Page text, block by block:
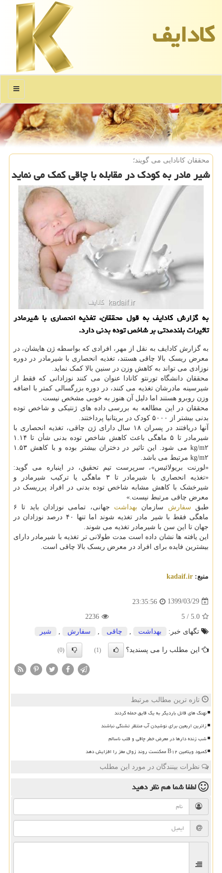
كادایف
منو
محققان كانادایی می گویند؛
شیر مادر به كودك در مقابله با چاقی كمك می نماید
به گزارش كادایف به قول محققان، تغذیه انحصاری با شیرمادر
تاثیرات بلندمدتی بر شاخص توده بدنی دارد.
به گزارش کادایف به نقل از مهر، افرادی که بواسطه ژن هایشان، در
معرض ریسک بالا چاقی هستند، تغذیه انحصاری با شیرمادر در دوره
نوزادی می تواند به کاهش وزن در سنین بالا کمک نماید.
محققان دانشگاه تورنتو کانادا عنوان می کنند نوزادانی که فقط از
شیرسینه مادرشان تغذیه می کنند، در دوره بزرگسالی کمتر با اضافه
وزن روبرو هستند اما دلیل آن هنوز به خوبی مشخص نیست.
محققان در این مطالعه به بررسی داده های ژنتیکی و شاخص توده
بدنی بیشتر از ۵۰۰۰ کودک در بریتانیا پرداختند.
آنها دریافتند در پسران ۱۸ سال دارای ژن چاقی، تغذیه انحصاری با
شیرمادر تا ۵ ماهگی باعث کاهش شاخص توده بدنی شأن تا ۱.۱۴
kg/m۲ می شود. این تاثیر در دختران بیشتر بوده و با کاهش ۱.۵۳
kg/m۲ مرتبط می باشد.
«لورنت بریولائیس»، سرپرست تیم تحقیق، در اینباره می گوید:
«تغذیه انحصاری با شیرمادر تا ۳ ماهگی یا ترکیب شیرمادر و
شیرخشک با کاهش مشابه شاخص توده بدنی در افراد پرریسک در
معرض چاقی مرتبط نیست.»
طبق سفارش سازمان بهداشت
جهانی، تمامی نوزادان باید تا ۶
ماهگی فقط با شیر مادر تغذیه شوند اما تنها ۴۰ درصد نوزادان در
جهان تا این سن با شیرمادر تغذیه می شوند.
این یافته ها نشان داده است مدت طولانی تر تغذیه با شیرمادر دارای
بیشترین فایده برای افراد در معرض ریسک بالا چاقی است.
منبع: kadaif.ir
1399/03/29
23:35:56
5.0
/
5
2236
تگهای خبر:
بهداشت چاقی سفارش شیر
این مطلب را می پسندید؟ (1)
(0)
تازه ترین مطالب مرتبط
نهنگ های قاتل باردیگر به یک قایق حمله کردند
زائرین اربعین برای نوشیدن آب منتظر تشنگی نباشند
شب زنده دارها در معرض خطر چاقی و قلب ناسالم
کمبود ویتامین B۱۲ ممکنست روند زوال مغز را افزایش دهد
نظرات بینندگان در مورد این مطلب
لطفا شما همنظر دهید